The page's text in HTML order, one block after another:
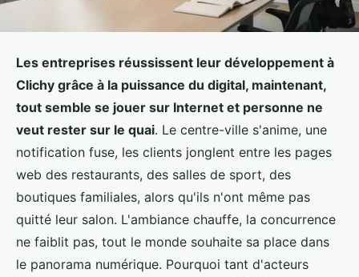
Les entreprises réussissent leur développement à
Clichy grâce à la puissance du digital, maintenant,
tout semble se jouer sur Internet et personne ne
veut rester sur le quai. Le centre-ville s'anime, une
notification fuse, les clients jonglent entre les pages
web des restaurants, des salles de sport, des
boutiques familiales, alors qu'ils n'ont même pas
quitté leur salon. L'ambiance chauffe, la concurrence
ne faiblit pas, tout le monde souhaite sa place dans
le panorama numérique. Pourquoi tant d'acteurs